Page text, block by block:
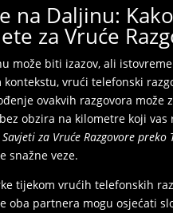
na Daljinu:
za Vruće
može biti izazov, ali
vrući telefonski
ovakvih razgovora može
obzira na kilometre koji
za Vruće Razgovore preko
snažne veze.
tijekom vrućih telefonskih
oba partnera mogu osjećati